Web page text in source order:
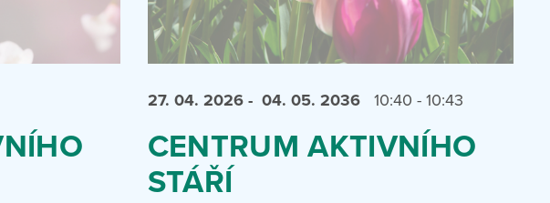
27. 04. 2026- 04. 05. 2036 10:40 - 10:43
CENTRUM AKTIVNÍHO
STÁŘÍ